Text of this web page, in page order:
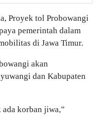
Proyek tol Probowangi
pemerintah dalam
di Jawa Timur.
akan
dan Kabupaten
korban jiwa,”